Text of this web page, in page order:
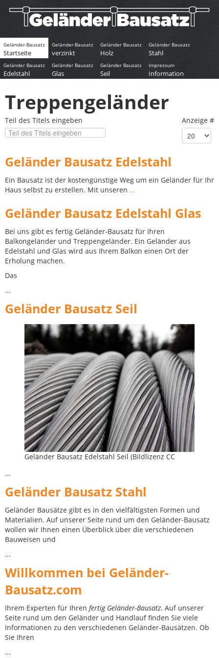
Geländer-Bausatz
Startseite
Geländer-Bausatz
verzinkt
Geländer Bausatz
Holz
Geländer Bausatz
Stahl
Geländer Bausatz
Edelstahl
Geländer Bausatz
Glas
Geländer Bausatz
Seil
Impressum
Information
Treppengeländer
Teil des Titels eingeben Anzeige #
Geländer Bausatz Edelstahl
Ein Bausatz ist der kostengünstige Weg um ein Geländer für Ihr
Haus selbst zu erstellen. Mit unseren ...
Geländer Bausatz Edelstahl Glas
Bei uns gibt es fertig Geländer-Bausatz für Ihren
Balkongeländer und Treppengeländer. Ein Geländer aus
Edelstahl und Glas wird aus Ihrem Balkon einen Ort der
Erholung machen.
Das
...
Geländer Bausatz Seil
Geländer Bausatz Edelstahl Seil (Bildlizenz CC
...
Geländer Bausatz Stahl
Geländer Bausätze gibt es in den vielfältigsten Formen und
Materialien. Auf unserer Seite rund um den Geländer-Bausatz
wollen wir Ihnen einen Überblick über die verschiedenen
Bauweisen und
...
Willkommen bei Geländer-
Bausatz.com
Ihrem Experten für Ihren fertig Geländer-Bausatz. Auf unserer
Seite rund um den Geländer und Handlauf finden Sie viele
Informationen zu den verschiedenen Geländer-Bausätzen. Ob
Sie Ihren
...